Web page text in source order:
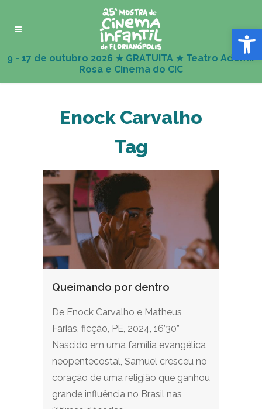
Abrir
Enock Carvalho
Tag
Queimando por dentro
De Enock Carvalho e Matheus
Farias, ficção, PE, 2024, 16’30”
Nascido em uma família evangélica
neopentecostal, Samuel cresceu no
coração de uma religião que ganhou
grande influência no Brasil nas